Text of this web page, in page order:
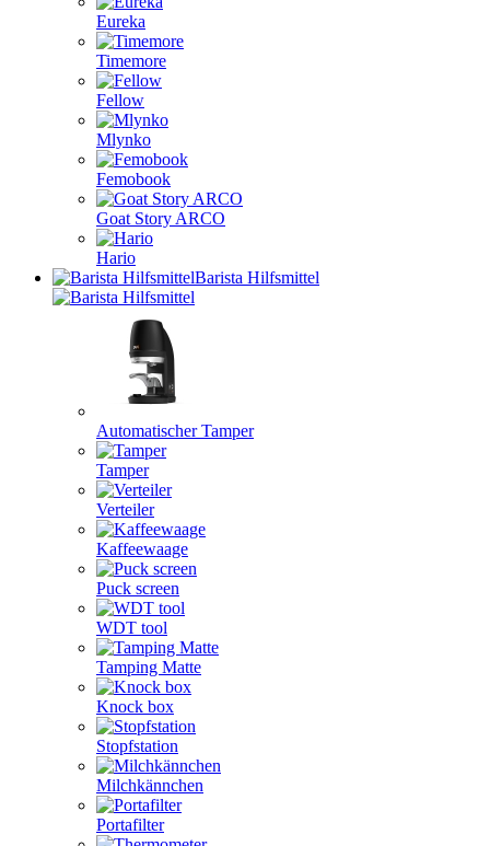
Eureka
Timemore
Fellow
Mlynko
Femobook
Goat Story ARCO
Hario
Barista Hilfsmittel
Automatischer Tamper
Tamper
Verteiler
Kaffeewaage
Puck screen
WDT tool
Tamping Matte
Knock box
Stopfstation
Milchkännchen
Portafilter